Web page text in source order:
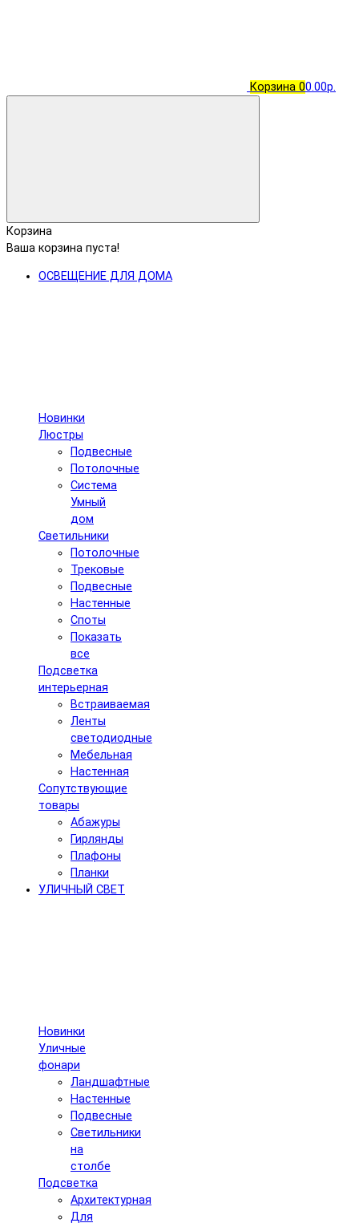
Корзина 00.00р.
Корзина
Ваша корзина пуста!
ОСВЕЩЕНИЕ ДЛЯ ДОМА
Новинки
Люстры
Подвесные
Потолочные
Система
Умный
дом
Светильники
Потолочные
Трековые
Подвесные
Настенные
Споты
Показать
все
Подсветка
интерьерная
Встраиваемая
Ленты
светодиодные
Мебельная
Настенная
Сопутствующие
товары
Абажуры
Гирлянды
Плафоны
Планки
УЛИЧНЫЙ СВЕТ
Новинки
Уличные
фонари
Ландшафтные
Настенные
Подвесные
Светильники
на
столбе
Подсветка
Архитектурная
Для